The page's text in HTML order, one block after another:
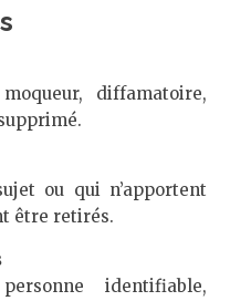
diffamatoire,
ou qui n’apportent
être retirés.
identifiable,